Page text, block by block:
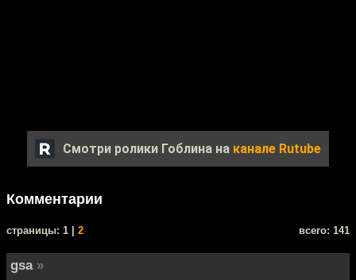
Смотри ролики Гоблина на канале Rutube
Комментарии
cтраницы: 1 | 2 всего: 141
gsa »